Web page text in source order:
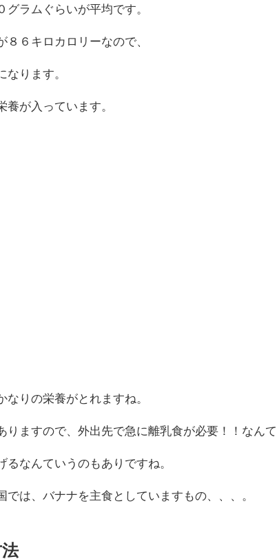
ラムぐらいが平均です。
６キロカロリーなので、
なります。
養が入っています。
りの栄養がとれますね。
りますので、外出先で急に離乳食が必要！！なん
るなんていうのもありですね。
では、バナナを主食としていますもの、、、。